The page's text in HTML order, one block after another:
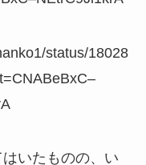
status/18028
いたものの、い